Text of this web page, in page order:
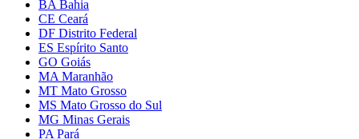
BA Bahia
CE Ceará
DF Distrito Federal
ES Espírito Santo
GO Goiás
MA Maranhão
MT Mato Grosso
MS Mato Grosso do Sul
MG Minas Gerais
PA Pará